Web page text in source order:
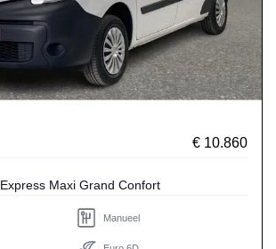
€ 10.860
Renault Kangoo Express Maxi Grand Confort
Manueel